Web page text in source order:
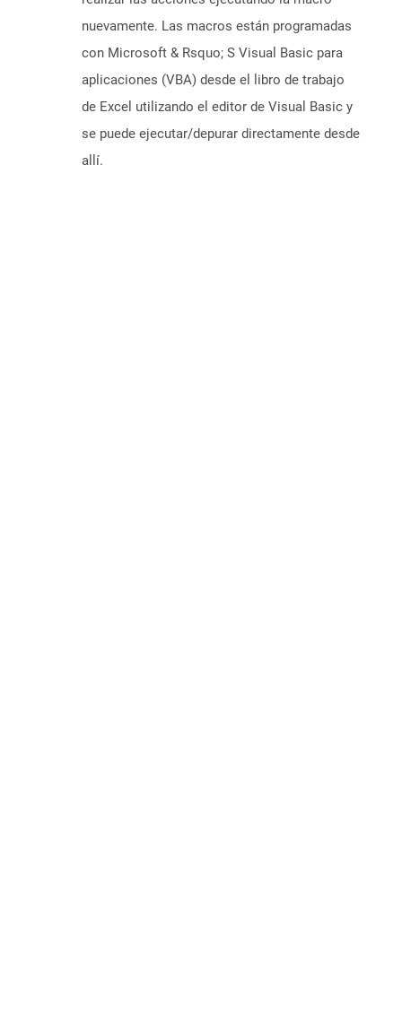
nuevamente. Las macros están programadas
con Microsoft & Rsquo; S Visual Basic para
aplicaciones (VBA) desde el libro de trabajo
de Excel utilizando el editor de Visual Basic y
se puede ejecutar/depurar directamente desde
allí.